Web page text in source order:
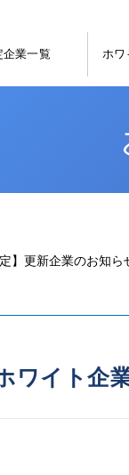
企業一覧 ホワ
】更新企業のお知ら
ホワイト企